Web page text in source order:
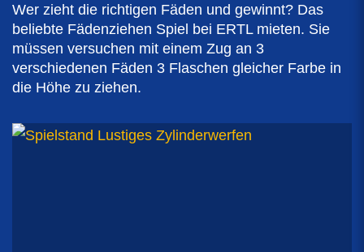
Wer zieht die richtigen Fäden und gewinnt? Das
beliebte Fädenziehen Spiel bei ERTL mieten. Sie
müssen versuchen mit einem Zug an 3
verschiedenen Fäden 3 Flaschen gleicher Farbe in
die Höhe zu ziehen.